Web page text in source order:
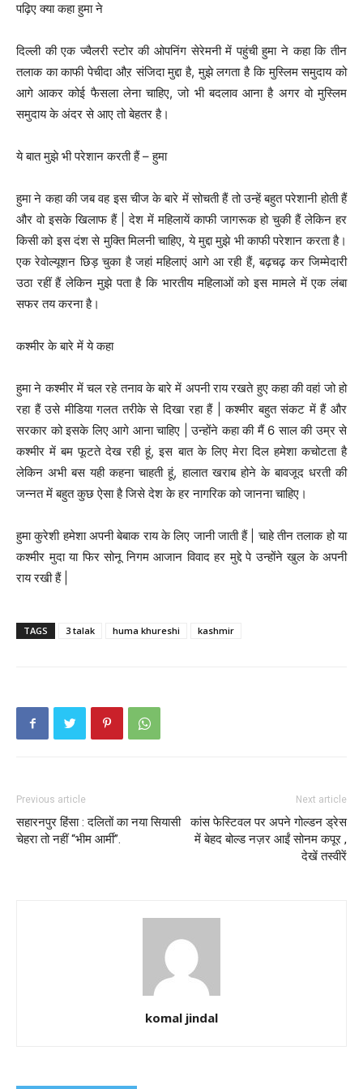
पढ़िए क्या कहा हुमा ने
दिल्ली की एक ज्वैलरी स्टोर की ओपनिंग सेरेमनी में पहुंची हुमा ने कहा कि तीन
तलाक का काफी पेचीदा औऱ संजिदा मुद्दा है, मुझे लगता है कि मुस्लिम समुदाय को
आगे आकर कोई फैसला लेना चाहिए, जो भी बदलाव आना है अगर वो मुस्लिम
समुदाय के अंदर से आए तो बेहतर है।
ये बात मुझे भी परेशान करती हैं – हुमा
हुमा ने कहा की जब वह इस चीज के बारे में सोचती हैं तो उन्हें बहुत परेशानी होती हैं
और वो इसके खिलाफ हैं | देश में महिलायें काफी जागरूक हो चुकी हैं लेकिन हर
किसी को इस दंश से मुक्ति मिलनी चाहिए, ये मुद्दा मुझे भी काफी परेशान करता है।
एक रेवोल्यूशन छिड़ चुका है जहां महिलाएं आगे आ रही हैं, बढ़चढ़ कर जिम्मेदारी
उठा रहीं हैं लेकिन मुझे पता है कि भारतीय महिलाओं को इस मामले में एक लंबा
सफर तय करना है।
कश्मीर के बारे में ये कहा
हुमा ने कश्मीर में चल रहे तनाव के बारे में अपनी राय रखते हुए कहा की वहां जो हो
रहा हैं उसे मीडिया गलत तरीके से दिखा रहा हैं | कश्मीर बहुत संकट में हैं और
सरकार को इसके लिए आगे आना चाहिए | उन्होंने कहा की मैं 6 साल की उम्र से
कश्मीर में बम फूटते देख रही हूं, इस बात के लिए मेरा दिल हमेशा कचोटता है
लेकिन अभी बस यही कहना चाहती हूं, हालात खराब होने के बावजूद धरती की
जन्नत में बहुत कुछ ऐसा है जिसे देश के हर नागरिक को जानना चाहिए।
हुमा कुरेशी हमेशा अपनी बेबाक राय के लिए जानी जाती हैं | चाहे तीन तलाक हो या
कश्मीर मुदा या फिर सोनू निगम आजान विवाद हर मुद्दे पे उन्होंने खुल के अपनी
राय रखी हैं |
TAGS 3 talak huma khureshi kashmir
Previous article
सहारनपुर हिंसा : दलितों का नया सियासी
चेहरा तो नहीं “भीम आर्मी”.
Next article
कांस फेस्टिवल पर अपने गोल्डन ड्रेस
में बेहद बोल्ड नज़र आईं सोनम कपूर ,
देखें तस्वीरें
komal jindal